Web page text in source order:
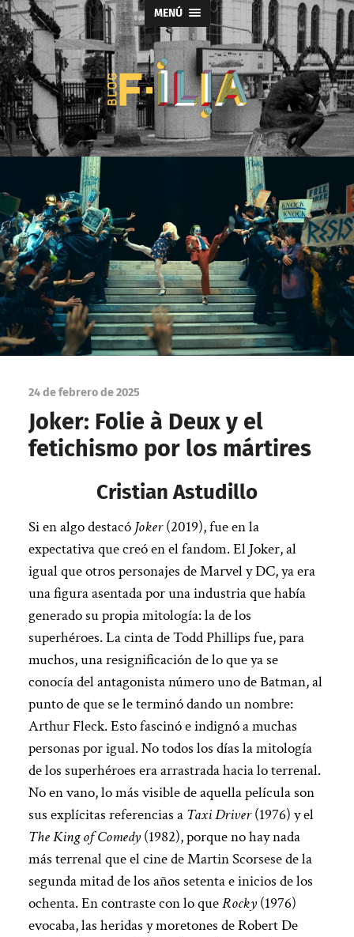
MENÚ
Blog
F-
24 de febrero de 2025
Joker: Folie à Deux y el
fetichismo por los mártires
Cristian Astudillo
Si en algo destacó Joker(2019), fue en la
expectativa que creó en el fandom. El Joker, al
igual que otros personajes de Marvel y DC, ya era
una figura asentada por una industria que había
generado su propia mitología: la de los
superhéroes. La cinta de Todd Phillips fue, para
muchos, una resignificación de lo que ya se
conocía del antagonista número uno de Batman, al
punto de que se le terminó dando un nombre:
Arthur Fleck. Esto fascinó e indignó a muchas
personas por igual. No todos los días la mitología
de los superhéroes era arrastrada hacia lo terrenal.
No en vano, lo más visible de aquella película son
sus explícitas referencias a Taxi Driver(1976) y el
The King of Comedy(1982), porque no hay nada
más terrenal que el cine de Martin Scorsese de la
segunda mitad de los años setenta e inicios de los
ochenta. En contraste con lo queRocky(1976)
evocaba, las heridas y moretones de Robert De